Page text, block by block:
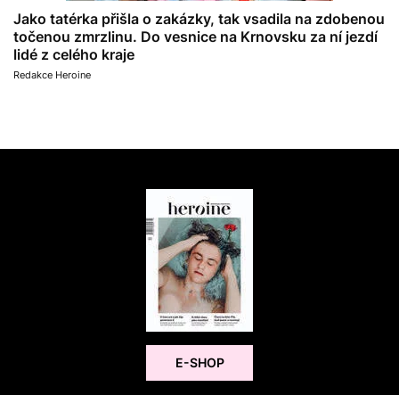
Jako tatérka přišla o zakázky, tak vsadila na zdobenou
točenou zmrzlinu. Do vesnice na Krnovsku za ní jezdí
lidé z celého kraje
Redakce Heroine
E-SHOP